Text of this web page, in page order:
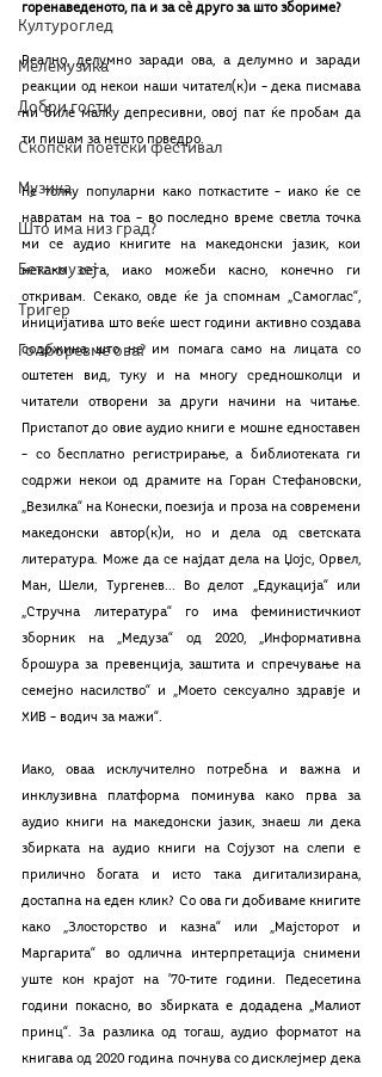
Културоглед
Мелемузика
Добри гости
Скопски поетски фестивал
Музика
Што има низ град?
Бета-музеј
Тригер
Го зборевме ова?
горенаведеното, па и за сѐ друго за што збориме?
Реално, делумно заради ова, а делумно и заради
реакции од некои наши читател(к)и – дека писмава
ни биле малку депресивни, овој пат ќе пробам да
ти пишам за нешто поведро.
Не толку популарни како поткастите – иако ќе се
навратам на тоа – во последно време светла точка
ми се аудио книгите на македонски јазик, кои
некако сега, иако можеби касно, конечно ги
откривам. Секако, овде ќе ја спомнам „Самоглас“,
иницијатива што веќе шест години активно создава
содржина што не им помага само на лицата со
оштетен вид, туку и на многу средношколци и
читатели отворени за други начини на читање.
Пристапот до овие аудио книги е мошне едноставен
– со бесплатно регистрирање, а библиотеката ги
содржи некои од драмите на Горан Стефановски,
„Везилка“ на Конески, поезија и проза на современи
македонски автор(к)и, но и дела од светската
литература. Може да се најдат дела на Џојс, Орвел,
Ман, Шели, Тургенев... Во делот „Едукација“ или
„Стручна литература“ го има феминистичкиот
зборник на „Медуза“ од 2020, „Информативна
брошура за превенција, заштита и спречување на
семејно насилство“ и „Моето сексуално здравје и
ХИВ – водич за мажи“.
Иако, оваа исклучително потребна и важна и
инклузивна платформа поминува како прва за
аудио книги на македонски јазик, знаеш ли дека
збирката на аудио книги на Сојузот на слепи е
прилично богата и исто така дигитализирана,
достапна на еден клик? Со ова ги добиваме книгите
како „Злосторство и казна“ или „Мајсторот и
Маргарита“ во одлична интерпретација снимени
уште кон крајот на ’70-тите години. Педесетина
години покасно, во збирката е додадена „Малиот
принц“. За разлика од тогаш, аудио форматот на
книгава од 2020 година почнува со дисклејмер дека